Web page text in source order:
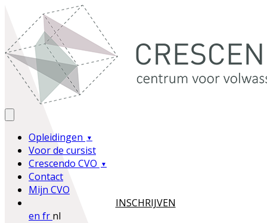
Opleidingen
Voor de cursist
Crescendo CVO
Contact
Mijn CVO
INSCHRIJVEN
en fr nl